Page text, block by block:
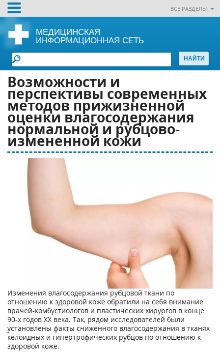
ВСЕ РАЗДЕЛЫ
МЕДИЦИНСКАЯ
ИНФОРМАЦИОННАЯ СЕТЬ
Возможности и
перспективы современных
методов прижизненной
оценки влагосодержания
нормальной и рубцово-
измененной кожи
Изменения влагосодержания рубцовой ткани по
отношению к здоровой коже обратили на себя внимание
врачей-комбустиологов и пластических хирургов в конце
90-х годов XX века. Так, рядом исследователей были
установлены факты сниженного влагосодержания в тканях
келоидных и гипертрофических рубцов по отношению к
здоровой коже.